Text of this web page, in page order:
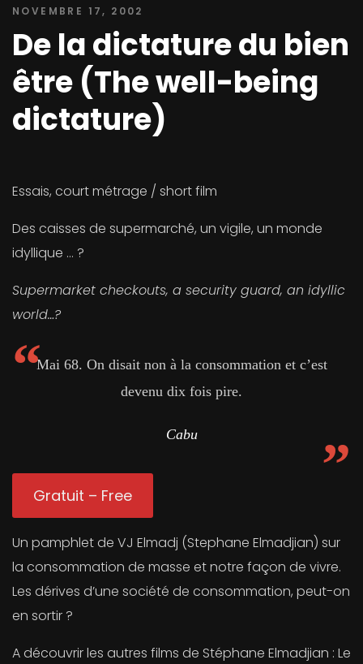
NOVEMBRE 17, 2002
De la dictature du bien
être (The well-being
dictature)
Essais, court métrage / short film
Des caisses de supermarché, un vigile, un monde
idyllique … ?
Supermarket checkouts, a security guard, an idyllic
world…?
Mai 68. On disait non à la consommation et c’est
devenu dix fois pire.
Cabu
Gratuit – Free
Un pamphlet de VJ Elmadj (Stephane Elmadjian) sur
la consommation de masse et notre façon de vivre.
Les dérives d’une société de consommation, peut-on
en sortir ?
A découvrir les autres films de Stéphane Elmadjian : Le